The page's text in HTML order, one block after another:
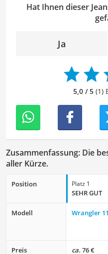
kann ich dazu beitragen,
strukturiert und sprachlich
Kohärenz, logische
meinem Hintergrund im
zur geschriebenen
unsere Vergleiche
Hat Ihnen dieser
Ja
5,0 / 5(1)
Zusammenfassung: Die
aller Kürze.
Position Platz 1
SEHR GUT
Modell Wrangler
Preis ca. 76 €